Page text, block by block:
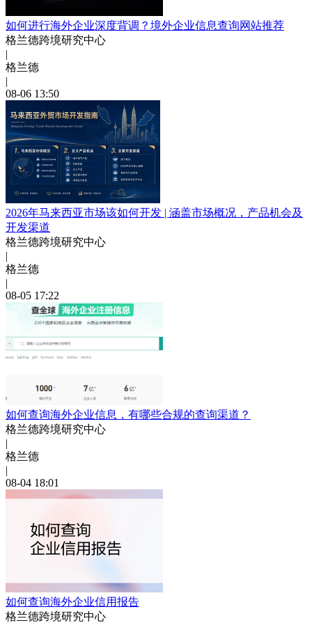
如何进行海外企业深度背调？境外企业信息查询网站推荐
格兰德跨境研究中心
|
格兰德
|
08-06 13:50
2026年马来西亚市场该如何开发 | 涵盖市场概况，产品机会及
开发渠道
格兰德跨境研究中心
|
格兰德
|
08-05 17:22
如何查询海外企业信息，有哪些合规的查询渠道？
格兰德跨境研究中心
|
格兰德
|
08-04 18:01
如何查询海外企业信用报告
格兰德跨境研究中心